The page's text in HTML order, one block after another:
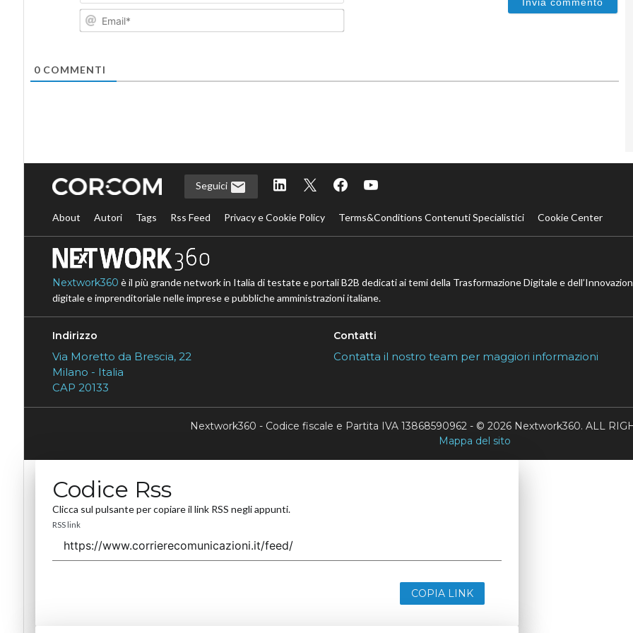
Email*
0COMMENTI
Seguici
About Autori Tags Rss Feed Privacy e Cookie Policy Terms&Conditions Contenuti Specialistici Cookie Center
Nextwork360 è il più grande network in Italia di testate e portali B2B dedicati ai temi della Trasformazione Digitale e
digitale e imprenditoriale nelle imprese e pubbliche amministrazioni italiane.
Indirizzo
Via Moretto da Brescia, 22
Milano - Italia
CAP 20133
Contatti
Contatta il nostro team per maggiori informazioni
Nextwork360 - Codice fiscale e Partita IVA 13868590962 - © 2026 Nextwork360. ALL
Mappa del sito
Codice Rss
Clicca sul pulsante per copiare il link RSS negli appunti.
RSS link
COPIA LINK